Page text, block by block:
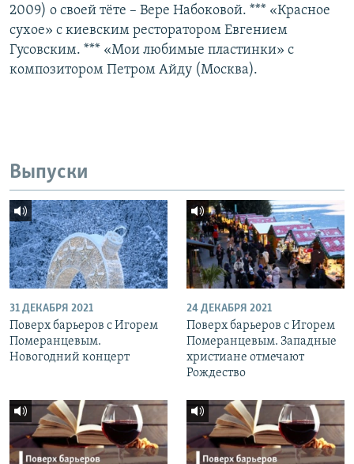
2009) о своей тёте – Вере Набоковой. *** «Красное
сухое» с киевским ресторатором Евгением
Гусовским. *** «Мои любимые пластинки» с
композитором Петром Айду (Москва).
Выпуски
31 ДЕКАБРЯ 2021
Поверх барьеров с Игорем
Померанцевым.
Новогодний концерт
24 ДЕКАБРЯ 2021
Поверх барьеров с Игорем
Померанцевым. Западные
христиане отмечают
Рождество